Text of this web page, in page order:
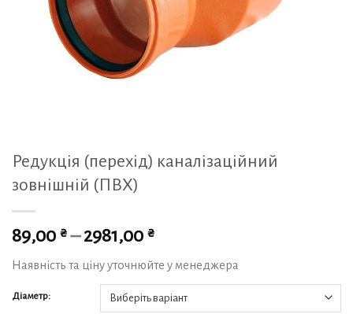
Редукція (перехід) каналізаційний
зовнішній (ПВХ)
89,00 ₴ –2981,00 ₴
Наявність та ціну уточнюйте у менеджера
Діаметр: